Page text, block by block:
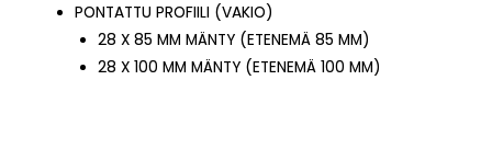
PONTATTU PROFIILI (VAKIO)
28 X 85 MM MÄNTY (ETENEMÄ 85 MM)
28 X 100 MM MÄNTY (ETENEMÄ 100 MM)